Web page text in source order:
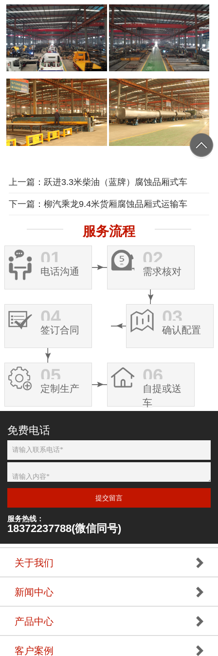
上一篇：跃进3.3米柴油（蓝牌）腐蚀品厢式车
下一篇：柳汽乘龙9.4米货厢腐蚀品厢式运输车
服务流程
01
电话沟通
02
需求核对
03
确认配置
04
签订合同
05
定制生产
06
自提或送
车
免费电话
提交留言
服务热线：
18372237788(微信同号)
关于我们
新闻中心
产品中心
客户案例